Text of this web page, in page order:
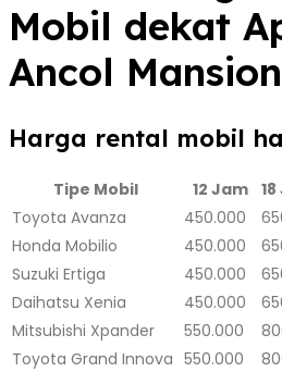
Mobil dekat
Ancol
Harga rental mobil
Tipe Mobil 12 Jam
Toyota Avanza
450.000
Honda Mobilio
450.000
Suzuki Ertiga
450.000
Daihatsu Xenia
450.000
Mitsubishi Xpander
550.000
Toyota Grand Innova 550.000